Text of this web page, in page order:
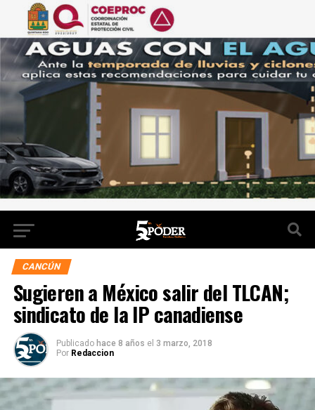
CANCÚN
Sugieren a México salir del TLCAN;
sindicato de la IP canadiense
Publicado hace 8 años el 3 marzo, 2018
Por Redaccion